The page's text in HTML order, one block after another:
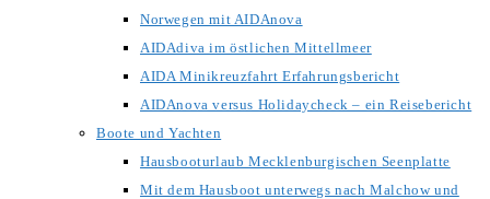
Norwegen mit AIDAnova
AIDAdiva im östlichen Mittellmeer
AIDA Minikreuzfahrt Erfahrungsbericht
AIDAnova versus Holidaycheck – ein Reisebericht
Boote und Yachten
Hausbooturlaub Mecklenburgischen Seenplatte
Mit dem Hausboot unterwegs nach Malchow und